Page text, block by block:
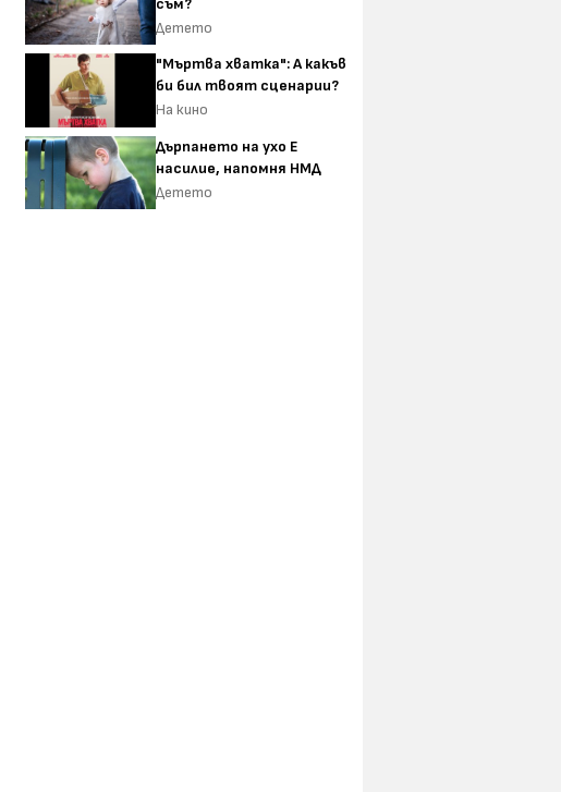
Детето
"Мъртва хватка": А какъв
би бил твоят сценарии?
На кино
Дърпането на ухо Е
насилие, напомня НМД
Детето